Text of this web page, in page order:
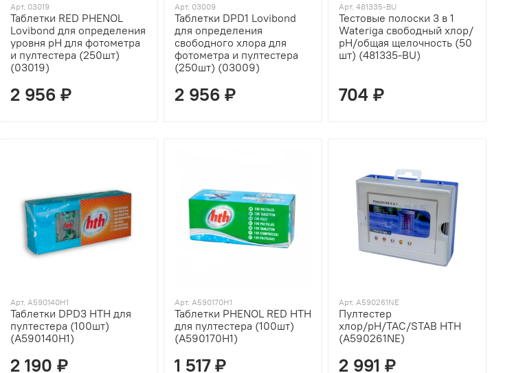
Арт. 03019
Таблетки RED PHENOL
Lovibond для определения
уровня рН для фотометра
и пултестера (250шт)
(03019)
2 956 ₽
Арт. 03009
Таблетки DPD1 Lovibond
для определения
свободного хлора для
фотометра и пултестера
(250шт) (03009)
2 956 ₽
Арт. 481335-BU
Тестовые полоски 3 в 1
Wateriga свободный хлор/
рН/общая щелочность (50
шт) (481335-BU)
704 ₽
Арт. A590140H1
Таблетки DPD3 HTH для
пултестера (100шт)
(A590140H1)
2 190 ₽
Арт. A590170H1
Таблетки PHENOL RED HTH
для пултестера (100шт)
(A590170H1)
1 517 ₽
Арт. A590261NE
Пултестер
хлор/pH/TAC/STAB HTH
(A590261NE)
2 991 ₽